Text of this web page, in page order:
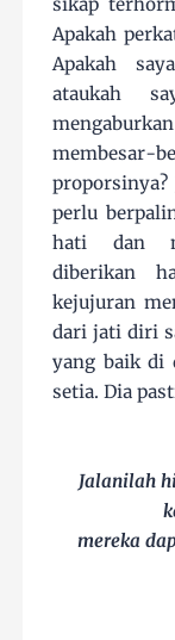
Apakah
Apakah
ataukah
proporsinya?
perlu
hati dan
diberikan
kejujuran
dari jati diri
yang baik di
setia. Dia
Jalanilah
mereka